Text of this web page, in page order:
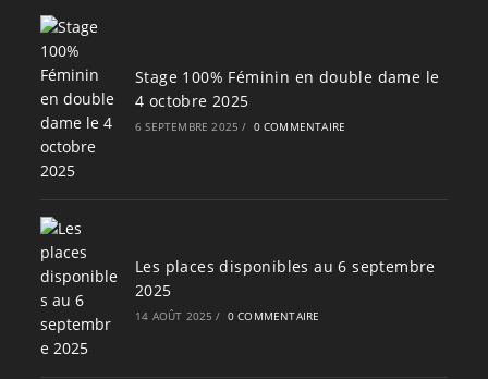
Stage 100% Féminin en double dame le
4 octobre 2025
6 SEPTEMBRE 2025 / 0 COMMENTAIRE
Les places disponibles au 6 septembre
2025
14 AOÛT 2025 / 0 COMMENTAIRE